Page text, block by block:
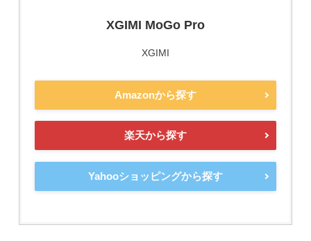
XGIMI MoGo Pro
XGIMI
Amazonから探す
楽天から探す
Yahooショッピングから探す